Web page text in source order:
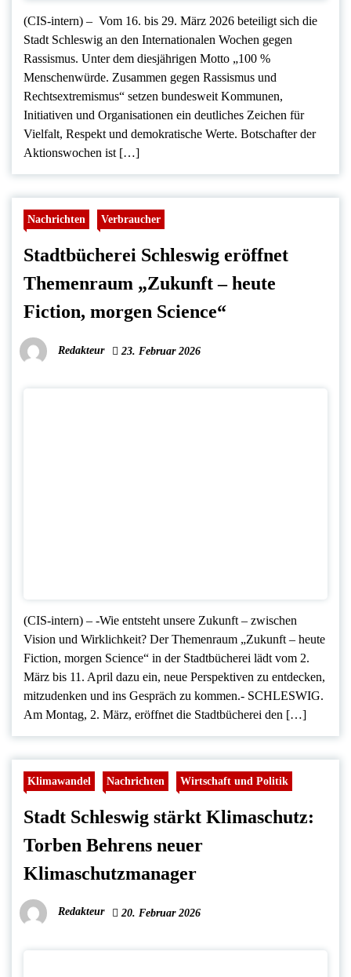
(CIS-intern) – Vom 16. bis 29. März 2026 beteiligt sich die
Stadt Schleswig an den Internationalen Wochen gegen
Rassismus. Unter dem diesjährigen Motto „100 %
Menschenwürde. Zusammen gegen Rassismus und
Rechtsextremismus“ setzen bundesweit Kommunen,
Initiativen und Organisationen ein deutliches Zeichen für
Vielfalt, Respekt und demokratische Werte. Botschafter der
Aktionswochen ist […]
Nachrichten Verbraucher
Stadtbücherei Schleswig eröffnet
Themenraum „Zukunft – heute
Fiction, morgen Science“
Redakteur 23. Februar 2026
(CIS-intern) – -Wie entsteht unsere Zukunft – zwischen
Vision und Wirklichkeit? Der Themenraum „Zukunft – heute
Fiction, morgen Science“ in der Stadtbücherei lädt vom 2.
März bis 11. April dazu ein, neue Perspektiven zu entdecken,
mitzudenken und ins Gespräch zu kommen.- SCHLESWIG.
Am Montag, 2. März, eröffnet die Stadtbücherei den […]
Klimawandel Nachrichten Wirtschaft und Politik
Stadt Schleswig stärkt Klimaschutz:
Torben Behrens neuer
Klimaschutzmanager
Redakteur 20. Februar 2026